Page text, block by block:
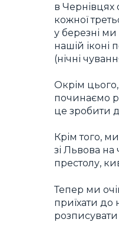
в Чернівцях
кожної
у березні
нашій іконі
(нічні
Окрім
починаємо
це зробити
Крім того,
зі Львова
престолу,
Тепер ми
приїхати до